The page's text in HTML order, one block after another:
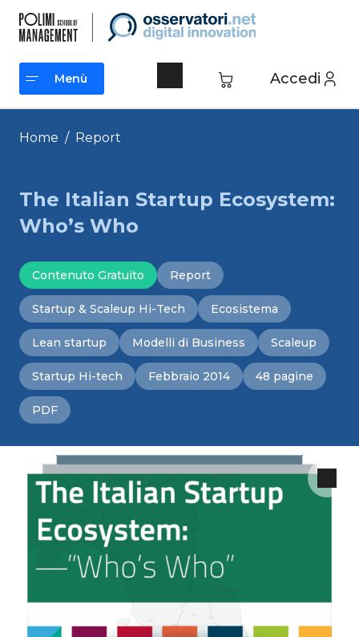
contenuto
Accedi
Menù
Menù
Home / Report
The Italian Startup Ecosystem:
Who’s Who
Contenuto Gratuito Report
Startup & Scaleup Hi-Tech Ecosistema
Lean startup Modelli di Business Scaleup
Startup Hi-tech Febbraio 2014 48 pagine
PDF